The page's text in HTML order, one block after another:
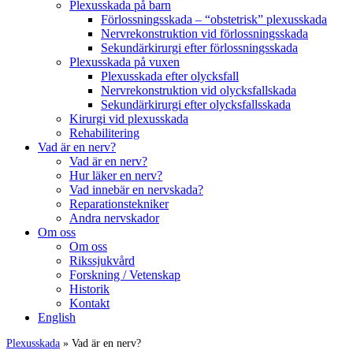
Plexusskada på barn
Förlossningsskada – “obstetrisk” plexusskada
Nervrekonstruktion vid förlossningsskada
Sekundärkirurgi efter förlossningsskada
Plexusskada på vuxen
Plexusskada efter olycksfall
Nervrekonstruktion vid olycksfallskada
Sekundärkirurgi efter olycksfallsskada
Kirurgi vid plexusskada
Rehabilitering
Vad är en nerv?
Vad är en nerv?
Hur läker en nerv?
Vad innebär en nervskada?
Reparationstekniker
Andra nervskador
Om oss
Om oss
Rikssjukvård
Forskning / Vetenskap
Historik
Kontakt
English
Plexusskada » Vad är en nerv?